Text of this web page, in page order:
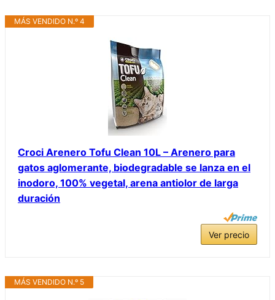
MÁS VENDIDO N.º 4
Croci Arenero Tofu Clean 10L – Arenero para
gatos aglomerante, biodegradable se lanza en el
inodoro, 100% vegetal, arena antiolor de larga
duración
Ver precio
MÁS VENDIDO N.º 5